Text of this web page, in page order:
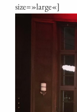
size=»large«]